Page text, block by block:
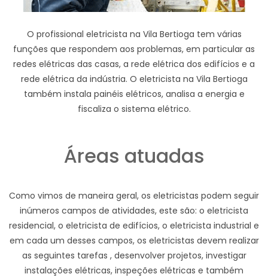
O profissional eletricista na Vila Bertioga tem várias
funções que respondem aos problemas, em particular as
redes elétricas das casas, a rede elétrica dos edifícios e a
rede elétrica da indústria. O eletricista na Vila Bertioga
também instala painéis elétricos, analisa a energia e
fiscaliza o sistema elétrico.
Áreas atuadas
Como vimos de maneira geral, os eletricistas podem seguir
inúmeros campos de atividades, este são: o eletricista
residencial, o eletricista de edifícios, o eletricista industrial e
em cada um desses campos, os eletricistas devem realizar
as seguintes tarefas , desenvolver projetos, investigar
instalações elétricas, inspeções elétricas e também